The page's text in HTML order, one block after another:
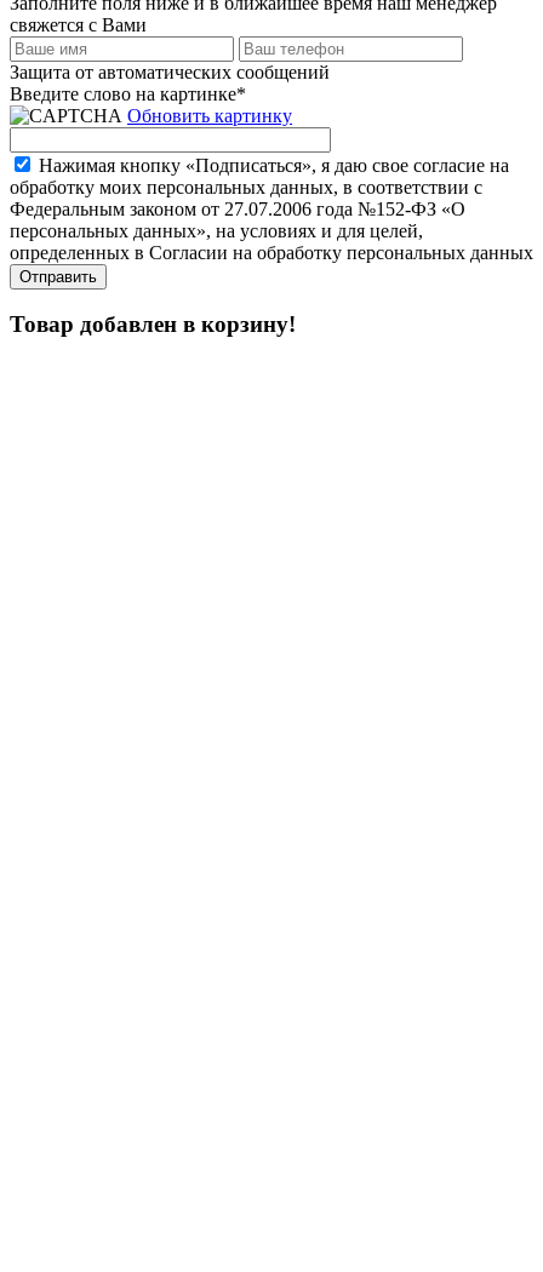
свяжется с Вами
Защита от автоматических сообщений
Введите слово на картинке*
Обновить картинку
Нажимая кнопку «Подписаться», я даю свое согласие на
обработку моих персональных данных, в соответствии с
Федеральным законом от 27.07.2006 года №152-ФЗ «О
персональных данных», на условиях и для целей,
определенных в Согласии на обработку персональных данных
Товар добавлен в корзину!